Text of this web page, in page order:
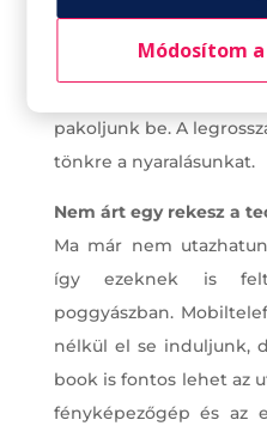
szerek, rovarriasztó,
és női betegségek
pakoljunk be. A
tönkre a nyaralásunkat.
Nem árt egy rekesz a
Ma már nem
így ezeknek is
poggyászban.
nélkül el se induljunk,
book is fontos lehet az
fényképezőgép és az
Módosítom